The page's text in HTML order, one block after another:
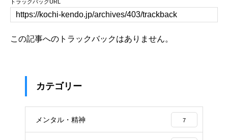
トラックバックURL
この記事へのトラックバックはありません。
カテゴリー
メンタル・精神 7